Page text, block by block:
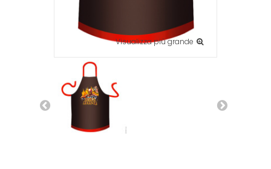
Visualizza più grande